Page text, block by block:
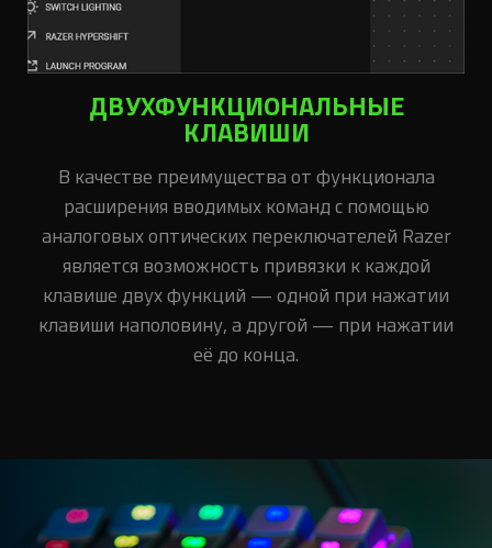
ДВУХФУНКЦИОНАЛЬНЫЕ
КЛАВИШИ
В качестве преимущества от функционала
расширения вводимых команд с помощью
аналоговых оптических переключателей Razer
является возможность привязки к каждой
клавише двух функций — одной при нажатии
клавиши наполовину, а другой — при нажатии
её до конца.